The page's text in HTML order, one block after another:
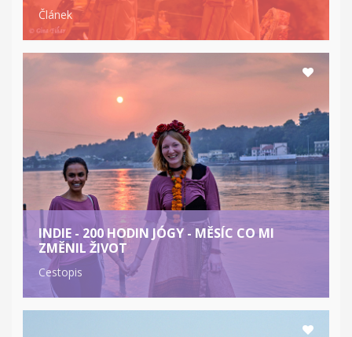
Článek
INDIE - 200 HODIN JÓGY - MĚSÍC CO MI
ZMĚNIL ŽIVOT
Cestopis